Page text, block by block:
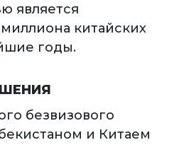
является
китайских
годы.
безвизового
и Китаем